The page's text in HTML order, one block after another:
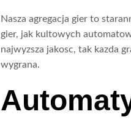
Nasza agregacja gier to
gier, jak kultowych
najwyzsza jakosc, tak kazda
wygrana.